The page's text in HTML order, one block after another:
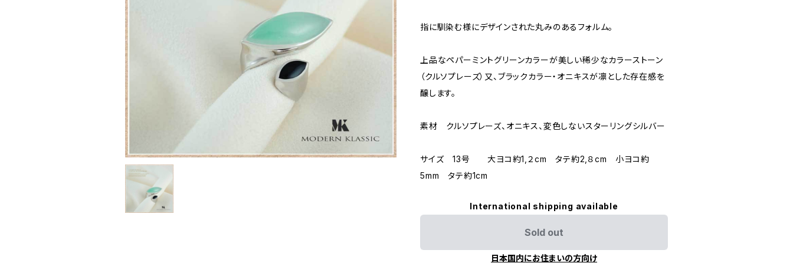
指に馴染む様にデザインされた丸みのあるフォルム。
上品なペパーミントグリーンカラーが美しい稀少なカラーストーン
（クルソプレーズ）又、ブラックカラー・オニキスが凛とした存在感を
醸します。
素材 クルソプレーズ、オニキス、変色しないスターリングシルバー
サイズ 13号 大ヨコ約1,２cm タテ約2,８cm 小ヨコ約
5mm タテ約1cm
International shipping available
Sold out
日本国内にお住まいの方向け